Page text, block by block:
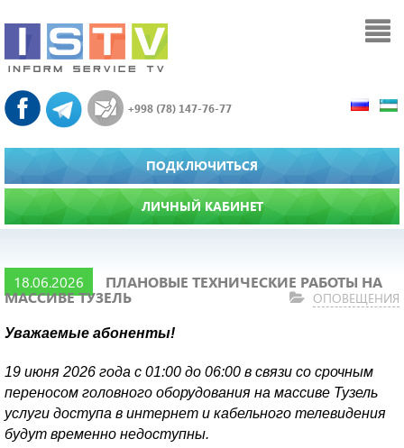
+998 (78) 147-76-77
ПОДКЛЮЧИТЬСЯ
ЛИЧНЫЙ КАБИНЕТ
18.06.2026
ПЛАНОВЫЕ ТЕХНИЧЕСКИЕ РАБОТЫ НА
МАССИВЕ ТУЗЕЛЬ
ОПОВЕЩЕНИЯ
Уважаемые абоненты!
19 июня 2026 года с 01:00 до 06:00 в связи со срочным
переносом головного оборудования на массиве Тузель
услуги доступа в интернет и кабельного телевидения
будут временно недоступны.